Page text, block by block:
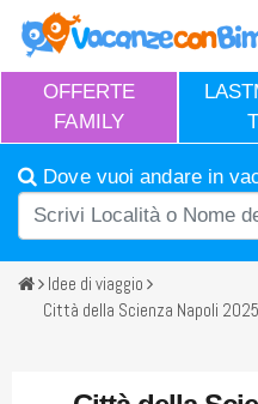
OFFERTE
FAMILY
Dove vuoi andare in
Idee di viaggio
Città della Scienza Napoli